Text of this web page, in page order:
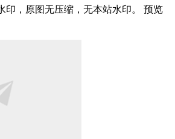
印，原图无压缩，无本站水印。 预览